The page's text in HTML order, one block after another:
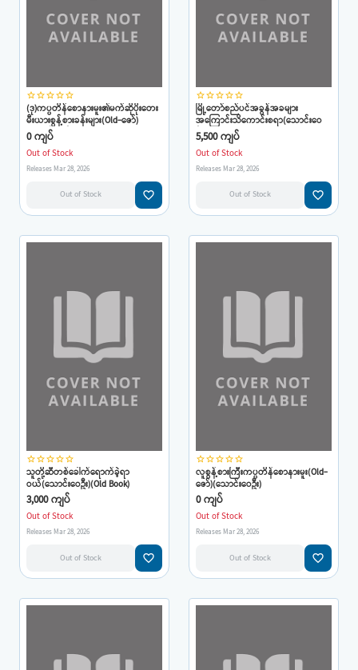
star_borderstar_borderstar_borderstar_borderstar_border
(ဒု)ကပ္ပတိန်စောနားမူး၏မက်ဆိုပိုးတေး
မီးယားစွန့်စားခန်းများ(Old-ဇော်)
(သောင်းဝေဦး)
0 ကျပ်
Out of Stock
Releases Mar 28, 2026
Out of Stock favorite_border
star_borderstar_borderstar_borderstar_borderstar_border
မြို့တော်စည်ပင်အခွန်အခများ
အကြောင်းသိကောင်းစရာ(သောင်းဝေ
ဦး)Old Book
5,500 ကျပ်
Out of Stock
Releases Mar 28, 2026
Out of Stock favorite_border
star_borderstar_borderstar_borderstar_borderstar_border
သူတို့ဆီတစ်ခေါက်ရောက်ခဲ့ရာ
ဝယ်(သောင်းဝေဦး)(Old Book)
3,000 ကျပ်
Out of Stock
Releases Mar 28, 2026
Out of Stock favorite_border
star_borderstar_borderstar_borderstar_borderstar_border
လူစွန့်စားကြီးကပ္ပတိန်စောနားမူး(Old-
ဇော်)(သောင်းဝေဦး)
0 ကျပ်
Out of Stock
Releases Mar 28, 2026
Out of Stock favorite_border